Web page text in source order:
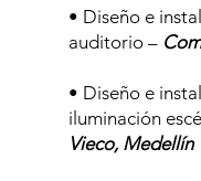
• Diseño e
auditorio –
• Diseño e
iluminación
Vieco, Medellín